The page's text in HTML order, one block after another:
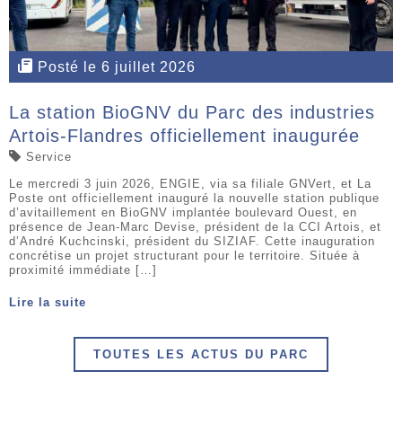
Posté le 6 juillet 2026
La station BioGNV du Parc des industries
Artois-Flandres officiellement inaugurée
Service
Le mercredi 3 juin 2026, ENGIE, via sa filiale GNVert, et La
Poste ont officiellement inauguré la nouvelle station publique
d’avitaillement en BioGNV implantée boulevard Ouest, en
présence de Jean-Marc Devise, président de la CCI Artois, et
d’André Kuchcinski, président du SIZIAF. Cette inauguration
concrétise un projet structurant pour le territoire. Située à
proximité immédiate […]
Lire la suite
TOUTES LES ACTUS DU PARC